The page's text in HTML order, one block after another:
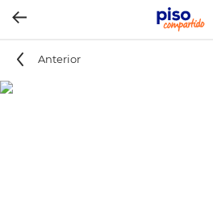
Anterior